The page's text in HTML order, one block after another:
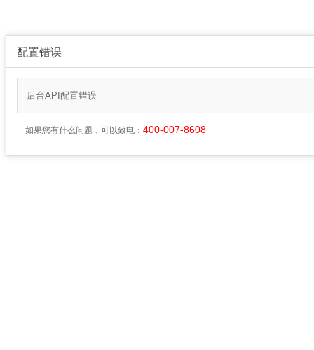
配置错误
后台API配置错误
如果您有什么问题，可以致电： 400-007-8608